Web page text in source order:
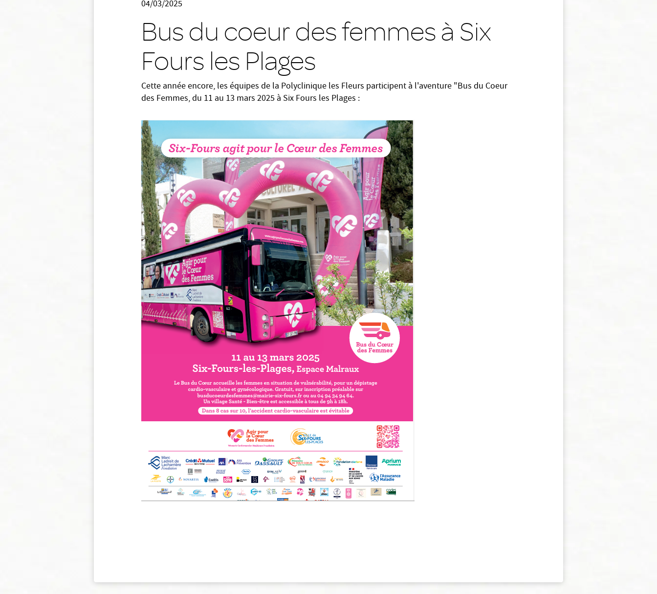
04/03/2025
Bus du coeur des femmes à Six
Fours les Plages
Cette année encore, les équipes de la Polyclinique les Fleurs participent à l'aventure "Bus du Coeur
des Femmes, du 11 au 13 mars 2025 à Six Fours les Plages :